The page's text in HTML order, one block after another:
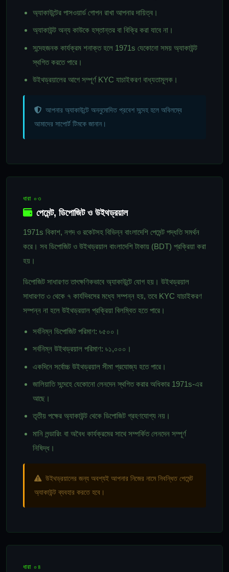
অ্যাকাউন্টের পাসওয়ার্ড গোপন রাখা আপনার দায়িত্ব।
অ্যাকাউন্ট অন্য কাউকে হস্তান্তর বা বিক্রি করা যাবে না।
সন্দেহজনক কার্যক্রম শনাক্ত হলে 1971s যেকোনো সময় অ্যাকাউন্ট
স্থগিত করতে পারে।
উইথড্রয়ালের আগে সম্পূর্ণ KYC যাচাইকরণ বাধ্যতামূলক।
আপনার অ্যাকাউন্টে অননুমোদিত প্রবেশ সন্দেহ হলে অবিলম্বে
আমাদের সাপোর্ট টিমকে জানান।
ধারা ০৩
পেমেন্ট, ডিপোজিট ও উইথড্রয়াল
1971s বিকাশ, নগদ ও রকেটসহ বিভিন্ন বাংলাদেশি পেমেন্ট পদ্ধতি সমর্থন
করে। সব ডিপোজিট ও উইথড্রয়াল বাংলাদেশি টাকায় (BDT) প্রক্রিয়া করা
হয়।
ডিপোজিট সাধারণত তাৎক্ষণিকভাবে অ্যাকাউন্টে যোগ হয়। উইথড্রয়াল
সাধারণত ৩ থেকে ৭ কার্যদিবসের মধ্যে সম্পন্ন হয়, তবে KYC যাচাইকরণ
সম্পন্ন না হলে উইথড্রয়াল প্রক্রিয়া বিলম্বিত হতে পারে।
সর্বনিম্ন ডিপোজিট পরিমাণ: ৳৫০০।
সর্বনিম্ন উইথড্রয়াল পরিমাণ: ৳১,০০০।
একদিনে সর্বোচ্চ উইথড্রয়াল সীমা প্রযোজ্য হতে পারে।
জালিয়াতি সন্দেহে যেকোনো লেনদেন স্থগিত করার অধিকার 1971s-এর
আছে।
তৃতীয় পক্ষের অ্যাকাউন্ট থেকে ডিপোজিট গ্রহণযোগ্য নয়।
মানি লন্ডারিং বা অবৈধ কার্যক্রমের সাথে সম্পর্কিত লেনদেন সম্পূর্ণ
নিষিদ্ধ।
উইথড্রয়ালের জন্য অবশ্যই আপনার নিজের নামে নিবন্ধিত পেমেন্ট
অ্যাকাউন্ট ব্যবহার করতে হবে।
ধারা ০৪